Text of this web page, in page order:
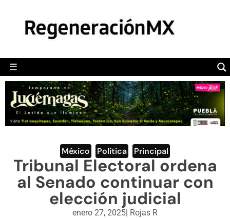
☰
POLÍTICA
CAMALEÓN
OPINIÓN
DEPORTES
ENGLISH SECTION
VIDEOS
México Política Principal
Tribunal Electoral ordena
al Senado continuar con
elección judicial
enero 27, 2025| Rojas R